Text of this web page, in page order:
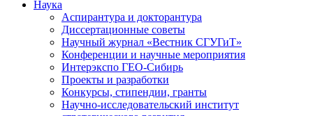
Наука
Аспирантура и докторантура
Диссертационные советы
Научный журнал «Вестник СГУГиТ»
Конференции и научные мероприятия
Интерэкспо ГЕО-Сибирь
Проекты и разработки
Конкурсы, стипендии, гранты
Научно-исследовательский институт